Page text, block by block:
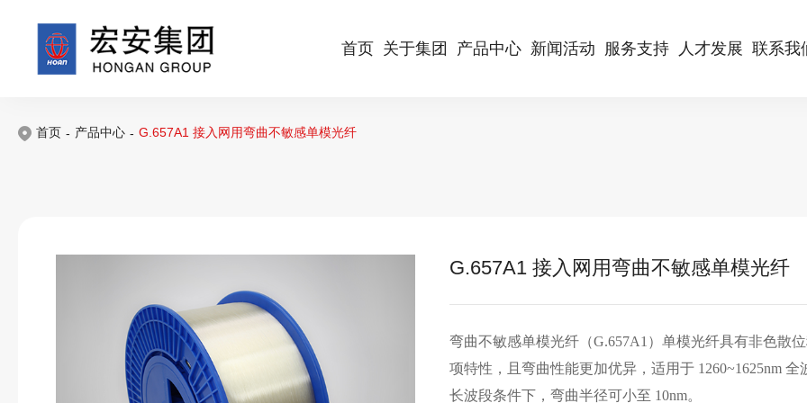
首页 关于集团 产品中心 新闻活动 服务支持 人才发展 联系我
首页 - 产品中心 - G.657A1 接入网用弯曲不敏感单模光纤
G.657A1 接入网用弯曲不敏感单模光纤
弯曲不敏感单模光纤（G.657A1）单模光纤具有非色散
项特性，且弯曲性能更加优异，适用于 1260~1625nm 全
长波段条件下，弯曲半径可小至 10nm。